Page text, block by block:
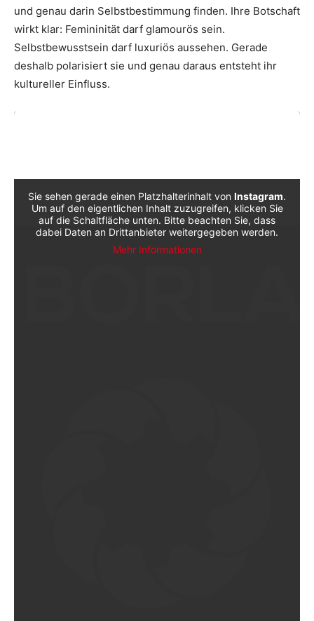
und genau darin Selbstbestimmung finden. Ihre Botschaft
wirkt klar: Femininität darf glamourös sein.
Selbstbewusstsein darf luxuriös aussehen. Gerade
deshalb polarisiert sie und genau daraus entsteht ihr
kultureller Einfluss.
Sie sehen gerade einen Platzhalterinhalt von Instagram.
Um auf den eigentlichen Inhalt zuzugreifen, klicken Sie
auf die Schaltfläche unten. Bitte beachten Sie, dass
dabei Daten an Drittanbieter weitergegeben werden.
Mehr Informationen